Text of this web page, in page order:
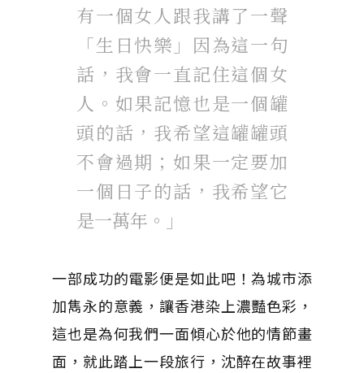
有一個女人跟我講了一聲
「生日快樂」因為這一句
話，我會一直記住這個女
人。如果記憶也是一個罐
頭的話，我希望這罐罐頭
不會過期；如果一定要加
一個日子的話，我希望它
是一萬年。」
一部成功的電影便是如此吧！為城市添
加雋永的意義，讓香港染上濃豔色彩，
這也是為何我們一面傾心於他的情節畫
面，就此踏上一段旅行，沈醉在故事裡